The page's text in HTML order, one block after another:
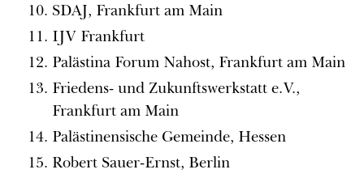
SDAJ, Frankfurt am Main
IJV Frankfurt
Palästina Forum Nahost, Frankfurt am Main
Friedens- und Zukunftswerkstatt e.V.,
Frankfurt am Main
Palästinensische Gemeinde, Hessen
Robert Sauer-Ernst, Berlin